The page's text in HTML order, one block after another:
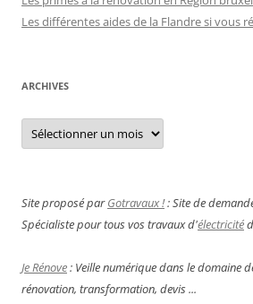
Les différentes aides de la Flandre si vous
ARCHIVES
Archives
Site proposé parGotravaux !: Site de
Spécialiste pour tous vos travaux d'électricité
Je Rénove: Veille numérique dans le domaine
rénovation, transformation, devis ...